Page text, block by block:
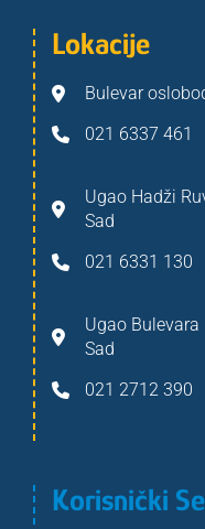
Lokacije
Bulevar
021 6337 461
Ugao Hadži
Sad
021 6331 130
Ugao
Sad
021 2712 390
Korisnički